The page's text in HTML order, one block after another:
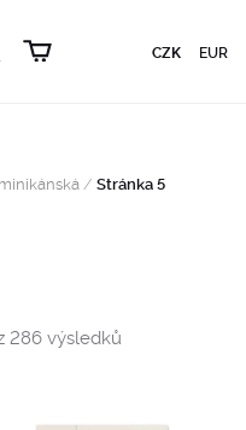
CZK EUR
/ Stránka 5
286 výsledkůSorted